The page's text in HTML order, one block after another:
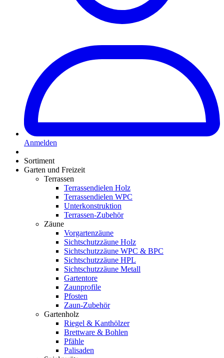
Anmelden
Sortiment
Garten und Freizeit
Terrassen
Terrassendielen Holz
Terrassendielen WPC
Unterkonstruktion
Terrassen-Zubehör
Zäune
Vorgartenzäune
Sichtschutzzäune Holz
Sichtschutzzäune WPC & BPC
Sichtschutzzäune HPL
Sichtschutzzäune Metall
Gartentore
Zaunprofile
Pfosten
Zaun-Zubehör
Gartenholz
Riegel & Kanthölzer
Brettware & Bohlen
Pfähle
Palisaden